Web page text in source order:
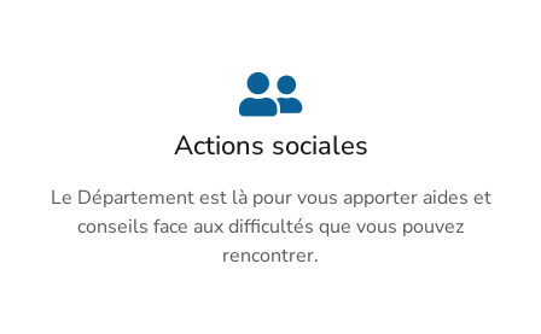
Actions sociales
Le Département est là pour vous apporter aides et
conseils face aux difficultés que vous pouvez
rencontrer.